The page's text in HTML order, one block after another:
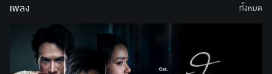
เพลง ทั้งหมด